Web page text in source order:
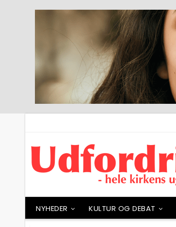
NYHEDER KULTUR OG DEBAT